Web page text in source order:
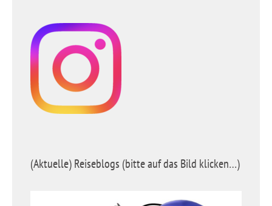
(Aktuelle) Reiseblogs (bitte auf das Bild klicken…)